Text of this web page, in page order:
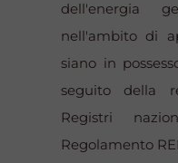
dell'energia
nell'ambito di
siano in
seguito della
Registri
Regolamento